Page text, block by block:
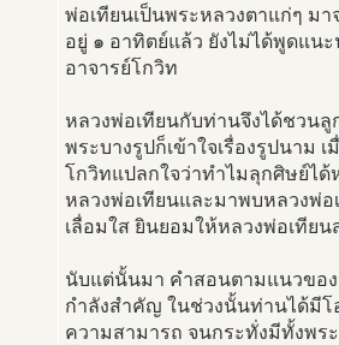
พ่อเทียนเป็นพระหลวงตาแก่ๆ ม
อยู่ ๑ อาทิตย์แล้ว ยังไม่ได้พูดแน
อาจารย์โกวิท
หลวงพ่อเทียนกับท่านจึงได้ชวนลู
พระบางรูปก็เข้าใจเรื่องรูปนาม
โกวิทแปลกใจว่าทำไมลุกศิษย์ได้
หลวงพ่อเทียนและมาพบหลวงพ่
เลื่อมใส ยินยอมให้หลวงพ่อเทีย
นับแต่นั้นมา คำสอนตามแนวของ
กำลังสำคัญ ในช่วงนั้นท่านได้มีโ
ความสามารถ จนกระทั่งมีทั้งพร